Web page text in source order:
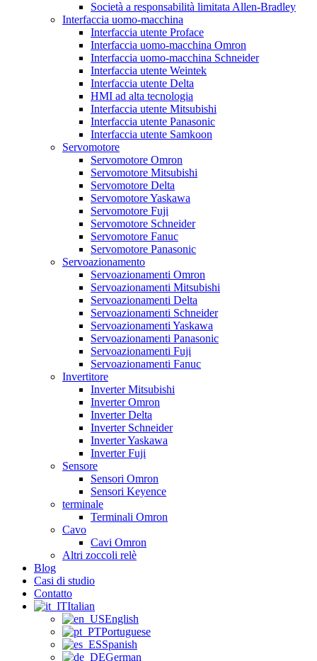
Società a responsabilità limitata Allen-Bradley
Interfaccia uomo-macchina
Interfaccia utente Proface
Interfaccia uomo-macchina Omron
Interfaccia uomo-macchina Schneider
Interfaccia utente Weintek
Interfaccia utente Delta
HMI ad alta tecnologia
Interfaccia utente Mitsubishi
Interfaccia utente Panasonic
Interfaccia utente Samkoon
Servomotore
Servomotore Omron
Servomotore Mitsubishi
Servomotore Delta
Servomotore Yaskawa
Servomotore Fuji
Servomotore Schneider
Servomotore Fanuc
Servomotore Panasonic
Servoazionamento
Servoazionamenti Omron
Servoazionamenti Mitsubishi
Servoazionamenti Delta
Servoazionamenti Schneider
Servoazionamenti Yaskawa
Servoazionamenti Panasonic
Servoazionamenti Fuji
Servoazionamenti Fanuc
Invertitore
Inverter Mitsubishi
Inverter Omron
Inverter Delta
Inverter Schneider
Inverter Yaskawa
Inverter Fuji
Sensore
Sensori Omron
Sensori Keyence
terminale
Terminali Omron
Cavo
Cavi Omron
Altri zoccoli relè
Blog
Casi di studio
Contatto
Italian
English
Portuguese
Spanish
German